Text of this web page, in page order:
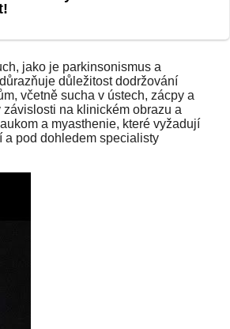
jako je parkinsonismus a
důležitost dodržování
včetně sucha v ústech, zácpy a
na klinickém obrazu a
a myasthenie, které vyžadují
a pod dohledem specialisty